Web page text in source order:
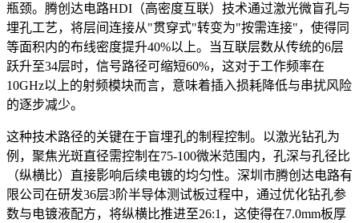
瓶颈。腾创达电路HDI（高密度互联）技术通过激光微盲孔与
埋孔工艺，将层间连接从"贯穿式"转变为"按需连接"，使得同
等面积内的布线密度提升40%以上。当互联层数从传统的6层
跃升至34层时，信号路径可缩短60%，这对于工作频率在
10GHz以上的射频模块而言，意味着插入损耗降低与串扰风险
的逐步减少。
这种技术路径的关键在于盲埋孔的制程控制。以激光钻孔为
例，聚焦光斑直径需控制在75-100微米范围内，孔深与孔径比
（纵横比）直接影响后续电镀的均匀性。深圳市腾创达电路有
限公司在研发36层3阶半导体测试板过程中，通过优化钻孔参
数与电镀液配方，将纵横比推进至26:1，这使得在7.0mm板厚